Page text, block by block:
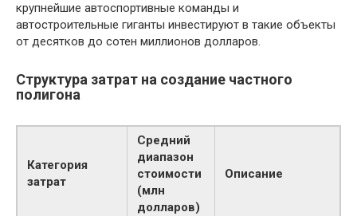
крупнейшие автоспортивные команды и
автостроительные гиганты инвестируют в такие объекты
от десятков до сотен миллионов долларов.
Структура затрат на создание частного
полигона
Категория
затрат
Средний
диапазон
стоимости
(млн
долларов)
Описание